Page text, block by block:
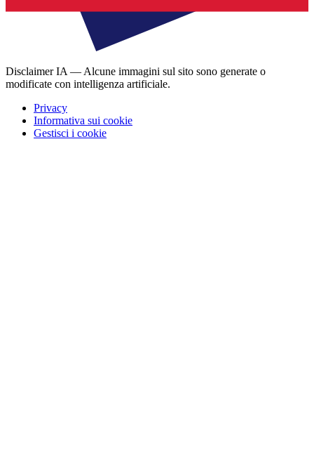
Disclaimer IA — Alcune immagini sul sito sono generate o
modificate con intelligenza artificiale.
Privacy
Informativa sui cookie
Gestisci i cookie